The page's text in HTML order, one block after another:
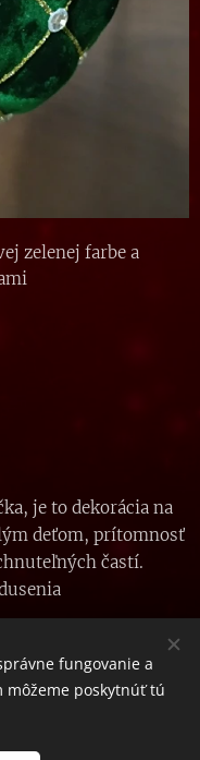
zelenej farbe a
je to dekorácia na
deťom, prítomnosť
častí.
fungovanie a
môžeme poskytnúť tú